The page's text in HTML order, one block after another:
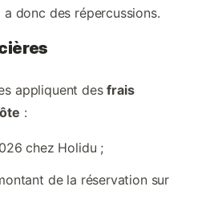
a donc des répercussions.
appliquent desfrais
:
chez Holidu ;
de la réservation sur